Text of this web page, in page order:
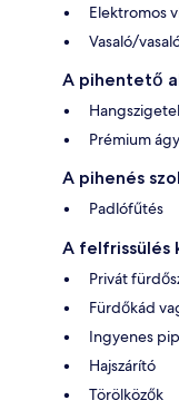
Elektromos
Vasaló/
A pihentető
Prémium
A pihenés
Padlófűtés
A felfrissülés
Privát
Fürdőkád
Ingyenes
Hajszárító
Törölközők